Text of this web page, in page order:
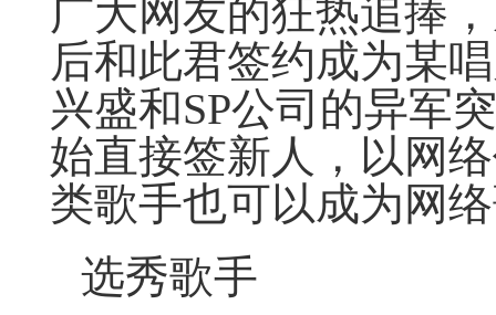
广大网友的狂热追捧
后和此君签约成为某
兴盛和SP公司的异军
始直接签新人，以网
类歌手也可以成为网
选秀歌手